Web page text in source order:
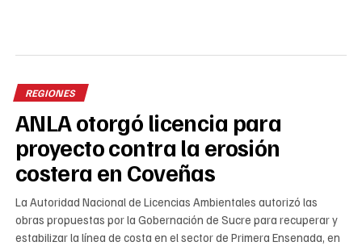
REGIONES
ANLA otorgó licencia para
proyecto contra la erosión
costera en Coveñas
La Autoridad Nacional de Licencias Ambientales autorizó las
obras propuestas por la Gobernación de Sucre para recuperar y
estabilizar la línea de costa en el sector de Primera Ensenada, en